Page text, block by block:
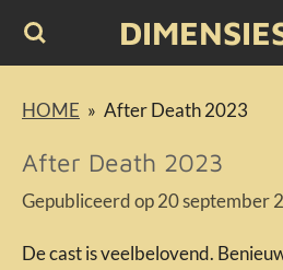
Ga
direct
hoofdinhoud
HOME » After Death 2023
After Death 2023
Gepubliceerd op 20 september
De cast is veelbelovend.